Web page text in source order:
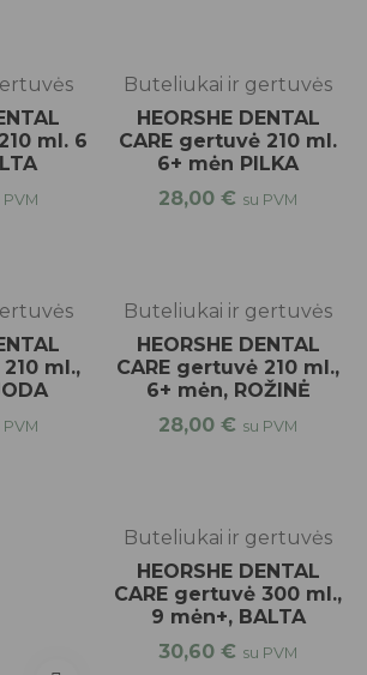
ml. 6
PVM
Buteliukai ir gertuvės
HEORSHE DENTAL
CARE gertuvė 210 ml.
6+ mėn PILKA
28,00€ su PVM
ml.,
PVM
Buteliukai ir gertuvės
HEORSHE DENTAL
CARE gertuvė 210 ml.,
6+ mėn, ROŽINĖ
28,00€ su PVM
Buteliukai ir gertuvės
HEORSHE DENTAL
CARE gertuvė 300 ml.,
9 mėn+, BALTA
30,60€ su PVM